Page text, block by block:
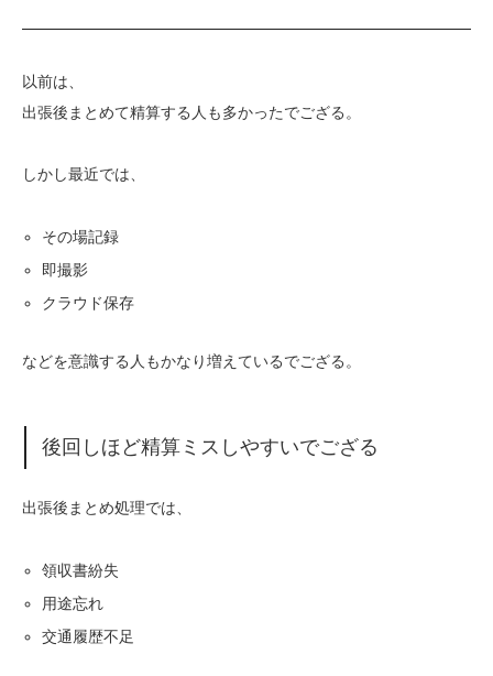
以前は、
出張後まとめて精算する人も多かったでござる。
しかし最近では、
その場記録
即撮影
クラウド保存
などを意識する人もかなり増えているでござる。
後回しほど精算ミスしやすいでござる
出張後まとめ処理では、
領収書紛失
用途忘れ
交通履歴不足